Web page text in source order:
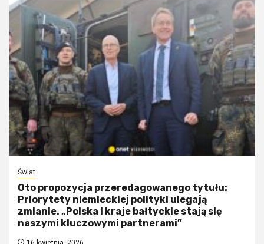
Świat
Oto propozycja przeredagowanego tytułu:
Priorytety niemieckiej polityki ulegają
zmianie. „Polska i kraje bałtyckie stają się
naszymi kluczowymi partnerami”